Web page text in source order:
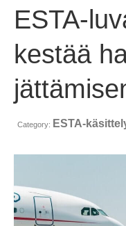
FAQ
Apu
Uutiset
Ota yhteys
Hrvatski
ESTA-
kestää
Category: ESTA-